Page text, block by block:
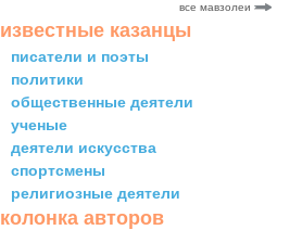
все мавзолеи
известные казанцы
писатели и поэты
политики
общественные деятели
ученые
деятели искусства
спортсмены
религиозные деятели
колонка авторов